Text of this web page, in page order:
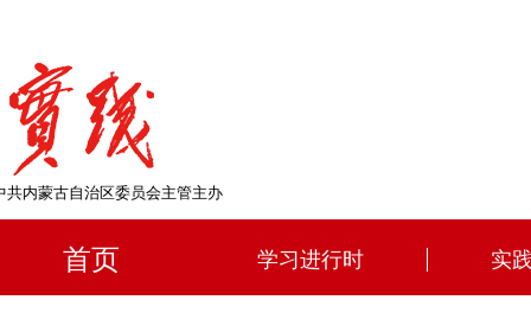
共内蒙古自治区委员会主管主办
首页 学习进行时 实